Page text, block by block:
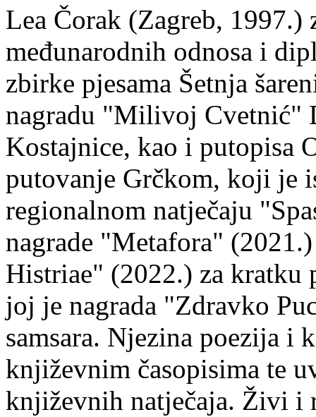
Lea Čorak (Zagreb,
međunarodnih odnosa i
zbirke pjesama Šetnja
nagradu "Milivoj Cvetnić"
Kostajnice, kao i putopisa
putovanje Grčkom, koji je
regionalnom natječaju
nagrade "Metafora"
Histriae" (2022.) za kratku
joj je nagrada "Zdravko
samsara. Njezina poezija i
književnim časopisima te
književnih natječaja. Živi i